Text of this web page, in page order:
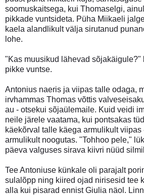
soomuskaitsega, kui Thomaselgi,
pikkade vuntsideta. Püha Miikaeli
kaela alandlikult välja sirutanud
lohe.
"Kas muusikud lähevad sõjakäigule?"
pikke vuntse.
Antonius naeris ja viipas talle odaga,
irvhammas Thomas võttis
au - otsekui sõjaülemaile. Kuid veidi
neile järele vaatama, kui pontsakas
käekõrval talle käega armulikult viipas
armulikult noogutas. "Tohhoo pele,"
päeva valguses sirava kiivri nüüd
Tee Antoniuse künkale oli parajalt
sulalõpp ning kiired ojad nirisesid tee
alla kui pisarad ennist Giulia näol.